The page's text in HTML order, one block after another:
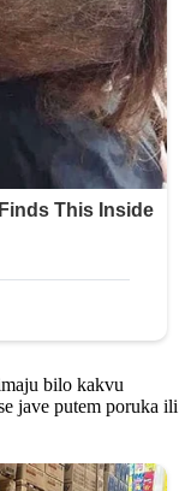
bilo kakvu
jave putem poruka ili